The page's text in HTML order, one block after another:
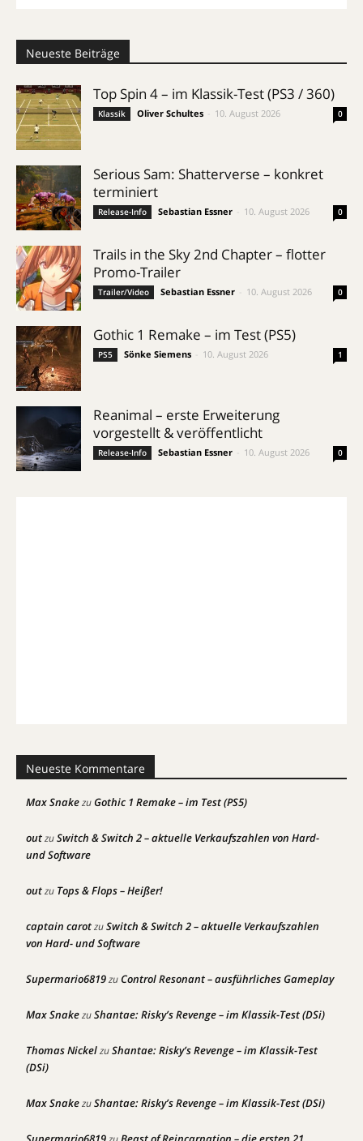
Neueste Beiträge
Top Spin 4 – im Klassik-Test (PS3 / 360)
Klassik Oliver Schultes 10. August 2026 0
Serious Sam: Shatterverse – konkret
terminiert
Release-Info Sebastian Essner 10. August 2026 0
Trails in the Sky 2nd Chapter – flotter
Promo-Trailer
Trailer/Video Sebastian Essner 10. August 2026 0
Gothic 1 Remake – im Test (PS5)
PS5 Sönke Siemens 10. August 2026 1
Reanimal – erste Erweiterung
vorgestellt & veröffentlicht
Release-Info Sebastian Essner 10. August 2026 0
Neueste Kommentare
Max SnakezuGothic 1 Remake – im Test (PS5)
outzuSwitch & Switch 2 – aktuelle Verkaufszahlen von Hard-
und Software
outzu Tops & Flops – Heißer!
captain carotzuSwitch & Switch 2 – aktuelle Verkaufszahlen
von Hard- und Software
Supermario6819zuControl Resonant – ausführliches Gameplay
Max SnakezuShantae: Risky’s Revenge – im Klassik-Test (DSi)
Thomas NickelzuShantae: Risky’s Revenge – im Klassik-Test
(DSi)
Max SnakezuShantae: Risky’s Revenge – im Klassik-Test (DSi)